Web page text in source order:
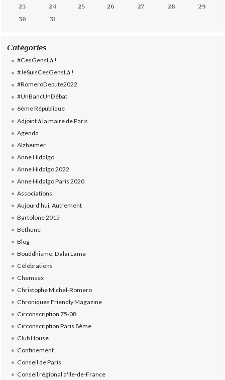
23
24 25 26 27 28
29
30
31
Catégories
#CesGensLà !
#JeSuisCesGensLà !
#RomeroDepute2022
#UnBancUnDébat
6ème République
Adjoint à la maire de Paris
Agenda
Alzheimer
Anne Hidalgo
Anne Hidalgo 2022
Anne Hidalgo Paris 2020
Associations
Aujourd'hui, Autrement
Bartolone 2015
Béthune
Blog
Bouddhisme, Dalaï Lama
Célébrations
Chemsex
Christophe Michel-Romero
Chroniques Friendly Magazine
Circonscription 75-08
Circonscription Paris 8ème
Club House
Confinement
Conseil de Paris
Conseil régional d'Ile-de-France